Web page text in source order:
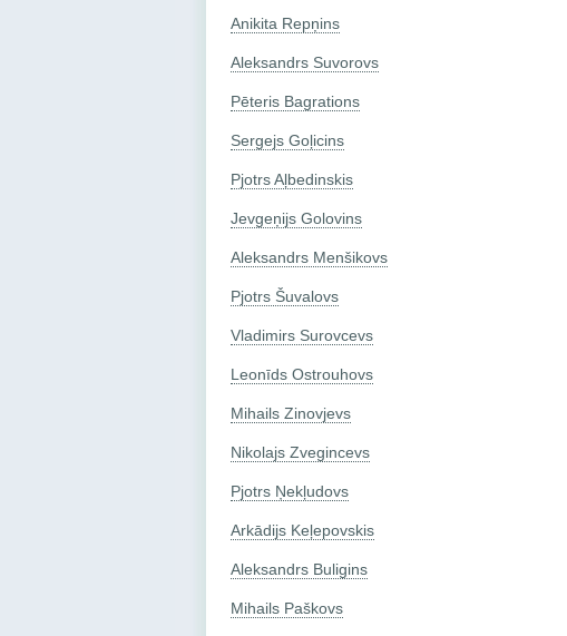
Anikita Repņins
Aleksandrs Suvorovs
Pēteris Bagrations
Sergejs Goļicins
Pjotrs Aļbedinskis
Jevgeņijs Golovins
Aleksandrs Menšikovs
Pjotrs Šuvalovs
Vladimirs Surovcevs
Leonīds Ostrouhovs
Mihails Zinovjevs
Nikolajs Zvegincevs
Pjotrs Ņekļudovs
Arkādijs Keļepovskis
Aleksandrs Buligins
Mihails Paškovs